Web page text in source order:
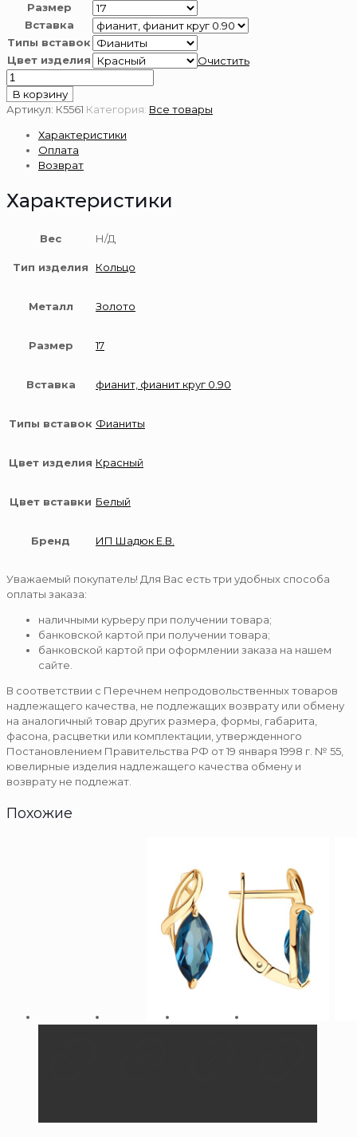
Размер
Вставка
Типы вставок
Цвет изделия
Очистить
Количество
товара
Золотое
пробы
В корзину
Артикул: К5561 Категория: Все товары
Характеристики
Оплата
Возврат
Характеристики
Вес Н/Д
Тип изделия Кольцо
Металл Золото
Размер 17
Вставка фианит, фианит круг 0.90
Типы вставок Фианиты
Цвет изделия Красный
Цвет вставки Белый
Бренд ИП Шадюк Е.В.
Уважаемый покупатель! Для Вас есть три удобных способа
оплаты заказа:
наличными курьеру при получении товара;
банковской картой при получении товара;
банковской картой при оформлении заказа на нашем
сайте.
В соответствии с Перечнем непродовольственных товаров
надлежащего качества, не подлежащих возврату или обмену
на аналогичный товар других размера, формы, габарита,
фасона, расцветки или комплектации, утвержденного
Постановлением Правительства РФ от 19 января 1998 г. № 55,
ювелирные изделия надлежащего качества обмену и
возврату не подлежат.
Похожие